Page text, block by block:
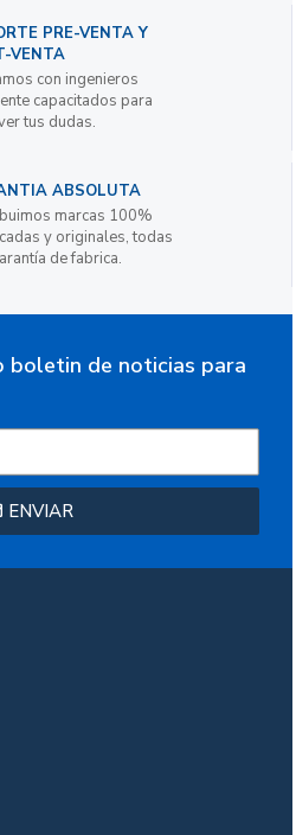
PRE-VENTA Y
VENTA
con ingenieros
capacitados para
tus dudas.
ABSOLUTA
marcas 100%
y originales, todas
de fabrica.
boletin de noticias para
ENVIAR